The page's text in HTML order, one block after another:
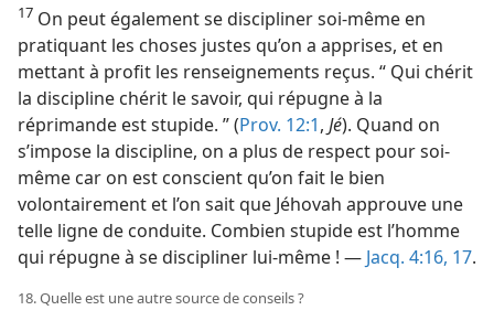
17 On peut également se discipliner soi-​même en
pratiquant les choses justes qu’on a apprises, et en
mettant à profit les renseignements reçus. “ Qui chérit
la discipline chérit le savoir, qui répugne à la
réprimande est stupide. ” (Prov. 12:1, Jé). Quand on
s’impose la discipline, on a plus de respect pour soi-​
même car on est conscient qu’on fait le bien
volontairement et l’on sait que Jéhovah approuve une
telle ligne de conduite. Combien stupide est l’homme
qui répugne à se discipliner lui-​même ! — Jacq. 4:16, 17.
18. Quelle est une autre source de conseils ?